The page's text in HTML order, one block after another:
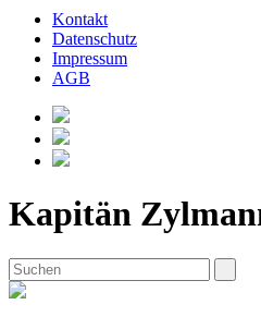
Kontakt
Datenschutz
Impressum
AGB
Kapitän